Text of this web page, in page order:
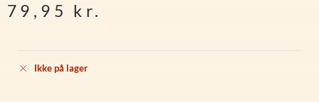
79,95 kr.
Ikke på lager